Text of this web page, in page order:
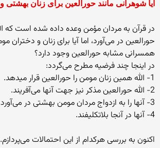
آیا شوهرانی مانند حورالعین برای زنان بهشتی
در قرآن به مردان مؤمن وعده داده شده است که
حورالعین در می‌آورد، اما آیا برای زنان و دختران
همسرانی مشابه حورالعین وجود دارد؟
در اینجا چند فرضیه مطرح می‌گردد:
1- الله همین زنان مومن را حورالعین قرار میدهد.
2- الله حورالعین مذکر نیز جهت آنها می‌آفریند.
3- آنها را به ازدواج مردان مومن بهشتی در می‌آورد.
4- آنها در آنجا بلاتکلیفند.
اکنون به بررسی هر‌کدام از این احتمالات می‌پردازم.